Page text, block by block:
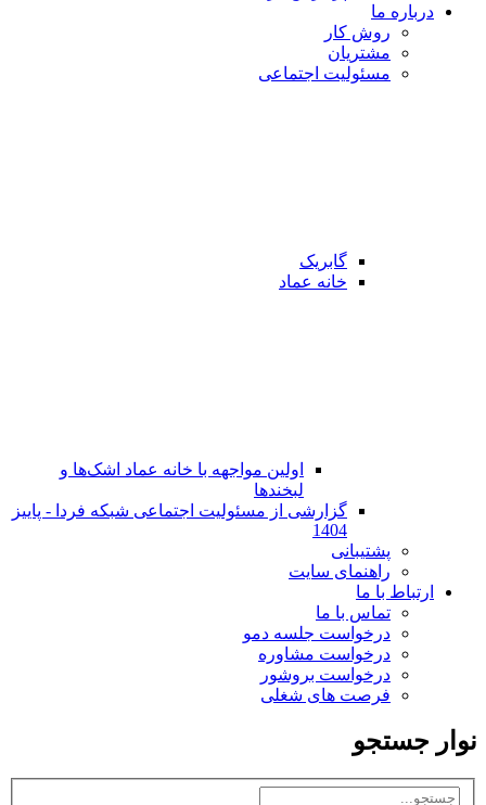
درباره ما
روش کار
مشتریان
مسئولیت اجتماعی
گابریک
خانه عماد
اولین مواجهه با خانه عماد اشک‌ها و
لبخندها
گزارشی از مسئولیت اجتماعی شبکه فردا - پاییز
1404
پشتیبانی
راهنمای سایت
ارتباط با ما
تماس با ما
در‌خواست جلسه دمو
درخواست مشاوره
درخواست بروشور
فرصت های شغلی
نوار جستجو